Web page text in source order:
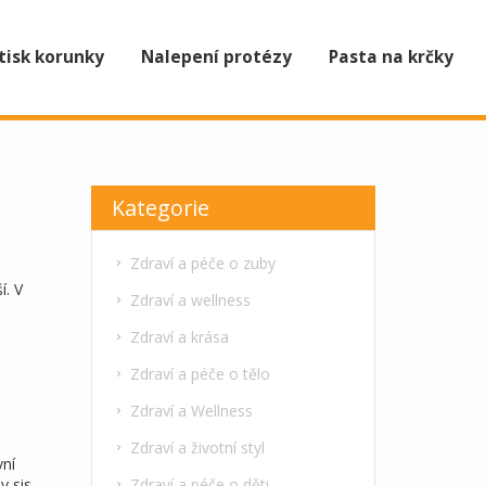
korunky Nalepení protézy Pasta na krčky
V
Kategorie
Zdraví a péče o zuby
Zdraví a wellness
Zdraví a krása
Zdraví a péče o tělo
Zdraví a Wellness
Zdraví a životní styl